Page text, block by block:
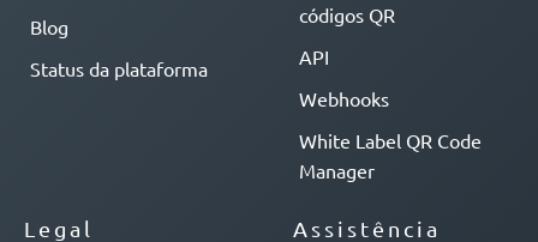
Blog
Status da plataforma
códigos QR
API
Webhooks
White Label QR Code
Manager
Legal Assistência